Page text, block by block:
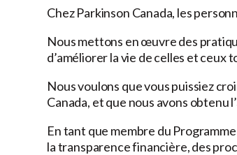
Chez Parkinson Canada, les
Nous mettons en œuvre des
d’améliorer la vie de celles et ceux
Nous voulons que vous puissiez
Canada, et que nous avons obtenu
En tant que membre du
la transparence financière, des